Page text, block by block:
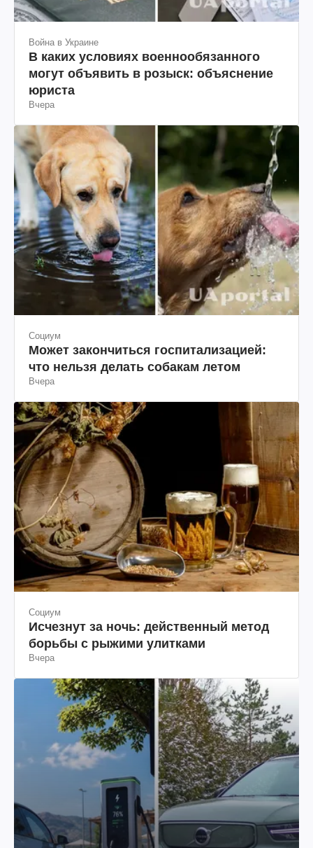
Война в Украине
В каких условиях военнообязанного
могут объявить в розыск: объяснение
юриста
Вчера
Социум
Может закончиться госпитализацией:
что нельзя делать собакам летом
Вчера
Социум
Исчезнут за ночь: действенный метод
борьбы с рыжими улитками
Вчера